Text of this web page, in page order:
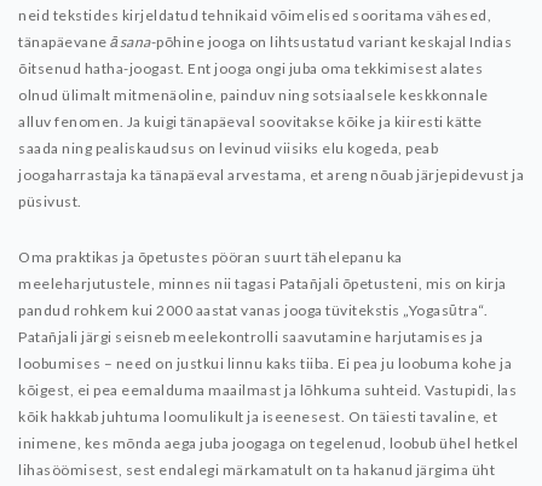
neid tekstides kirjeldatud tehnikaid võimelised sooritama vähesed,
tänapäevane āsana-põhine jooga on lihtsustatud variant keskajal Indias
õitsenud hatha-joogast. Ent jooga ongi juba oma tekkimisest alates
olnud ülimalt mitmenäoline, painduv ning sotsiaalsele keskkonnale
alluv fenomen. Ja kuigi tänapäeval soovitakse kõike ja kiiresti kätte
saada ning pealiskaudsus on levinud viisiks elu kogeda, peab
joogaharrastaja ka tänapäeval arvestama, et areng nõuab järjepidevust ja
püsivust.
Oma praktikas ja õpetustes pööran suurt tähelepanu ka
meeleharjutustele, minnes nii tagasi Patañjali õpetusteni, mis on kirja
pandud rohkem kui 2000 aastat vanas jooga tüvitekstis „Yogasūtra“.
Patañjali järgi seisneb meelekontrolli saavutamine harjutamises ja
loobumises – need on justkui linnu kaks tiiba. Ei pea ju loobuma kohe ja
kõigest, ei pea eemalduma maailmast ja lõhkuma suhteid. Vastupidi, las
kõik hakkab juhtuma loomulikult ja iseenesest. On täiesti tavaline, et
inimene, kes mõnda aega juba joogaga on tegelenud, loobub ühel hetkel
lihasöömisest, sest endalegi märkamatult on ta hakanud järgima üht